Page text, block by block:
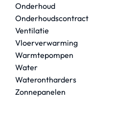
Onderhoud
Onderhoudscontract
Ventilatie
Vloerverwarming
Warmtepompen
Water
Waterontharders
Zonnepanelen